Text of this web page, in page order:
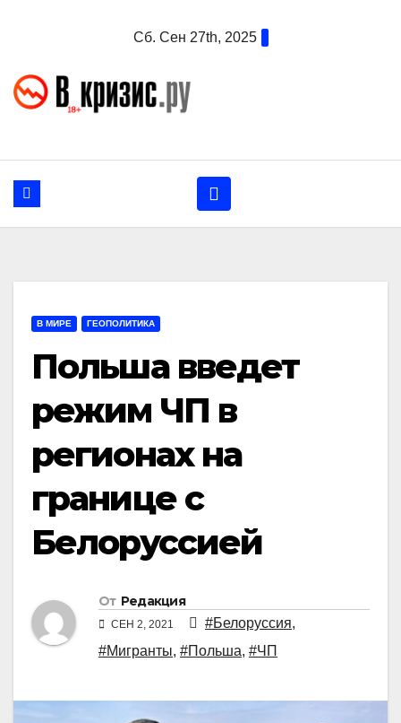
Сб. Сен 27th, 2025
В МИРЕ ГЕОПОЛИТИКА
Польша введет
режим ЧП в
регионах на
границе с
Белоруссией
От Редакция
СЕН 2, 2021 #Белоруссия,
#Мигранты, #Польша, #ЧП